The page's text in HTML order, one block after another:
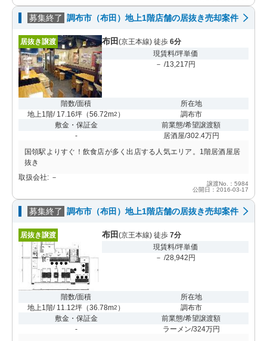
募集終了 調布市（布田）地上1階店舗の居抜き売却案件
居抜き譲渡 布田 (京王本線) 徒歩 6分
現賃料/坪単価
－ /13,217円
階数/面積
地上1階/ 17.16坪 （56.72m2 ）
所在地
調布市
敷金・保証金
-
前業態/希望譲渡額
居酒屋/302.4万円
国領駅よりすぐ！飲食店が多く出店する人気エリア。1階居酒屋居
抜き
取扱会社: －
譲渡No.：5984
公開日：2016-03-17
募集終了 調布市（布田）地上1階店舗の居抜き売却案件
居抜き譲渡 布田 (京王本線) 徒歩 7分
現賃料/坪単価
－ /28,942円
階数/面積
地上1階/ 11.12坪 （36.78m2 ）
所在地
調布市
敷金・保証金
-
前業態/希望譲渡額
ラーメン/324万円